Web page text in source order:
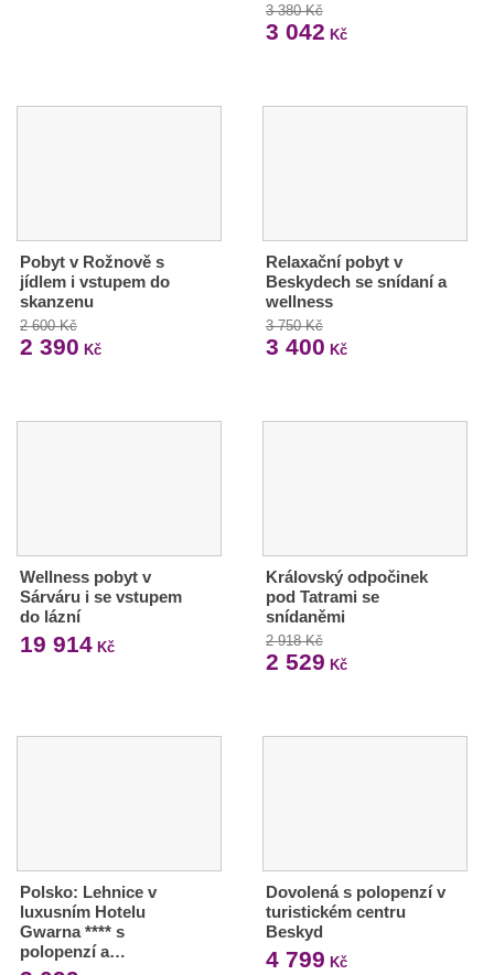
3 380 Kč
3 042 Kč
Pobyt v Rožnově s
jídlem i vstupem do
skanzenu
2 600 Kč
2 390 Kč
Relaxační pobyt v
Beskydech se snídaní a
wellness
3 750 Kč
3 400 Kč
Wellness pobyt v
Sárváru i se vstupem
do lázní
19 914 Kč
Královský odpočinek
pod Tatrami se
snídaněmi
2 918 Kč
2 529 Kč
Polsko: Lehnice v
luxusním Hotelu
Gwarna **** s
polopenzí a…
Dovolená s polopenzí v
turistickém centru
Beskyd
4 799 Kč